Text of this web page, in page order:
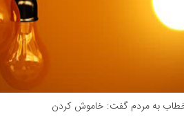
به مردم گفت: خاموش کردن